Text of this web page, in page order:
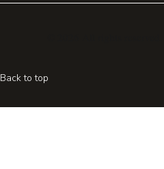
Back to top